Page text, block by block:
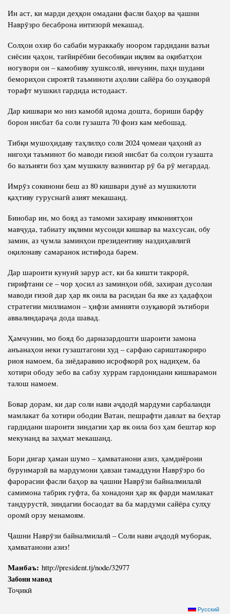
Ин аст, ки марди деҳқон омадани фасли баҳор ва ҷашни
Наврӯзро бесаброна интизорӣ мекашад.
Солҳои охир бо сабаби мураккабу ноором гардидани вазъи
сиёсии ҷаҳон, тағйирёбии бесобиқаи иқлим ва оқибатҳои
ногувори он – камобиву хушксолӣ, инчунин, паҳн шудани
бемориҳои сироятӣ таъминоти аҳолии сайёра бо озуқаворӣ
торафт мушкил гардида истодааст.
Дар кишвари мо низ камобӣ идома дошта, бориши барфу
борон нисбат ба соли гузашта 70 фоиз кам мебошад.
Тибқи мушоҳидаву таҳлилҳо соли 2024 ҷомеаи ҷаҳонӣ аз
нигоҳи таъминот бо маводи ғизоӣ нисбат ба солҳои гузашта
бо вазъияти боз ҳам мушкилу вазнинтар рӯ ба рӯ мегардад.
Имрӯз сокинони беш аз 80 кишвари дунё аз мушкилоти
қаҳтиву гуруснагӣ азият мекашанд.
Бинобар ин, мо бояд аз тамоми захираву имкониятҳои
мавҷуда, табиату иқлими мусоиди кишвар ва махсусан, обу
замин, аз ҷумла заминҳои президентиву наздиҳавлигӣ
оқилонаву самаранок истифода барем.
Дар шароити кунунӣ зарур аст, ки ба кишти такрорӣ,
гирифтани се – чор ҳосил аз заминҳои обӣ, захираи дусолаи
маводи ғизоӣ дар ҳар як оила ва расидан ба яке аз ҳадафҳои
стратегии миллиамон – ҳифзи амнияти озуқаворӣ эътибори
аввалиндараҷа дода шавад.
Ҳамчунин, мо бояд бо дарназардошти шароити замона
анъанаҳои неки гузаштагони худ – сарфаю сариштакориро
риоя намоем, ба зиёдаравию исрофкорӣ роҳ надиҳем, ба
хотири ободу зебо ва сабзу хуррам гардонидани кишварамон
талош намоем.
Бовар дорам, ки дар соли нави аҷдодӣ мардуми сарбаланди
мамлакат ба хотири ободии Ватан, пешрафти давлат ва беҳтар
гардидани шароити зиндагии ҳар як оила боз ҳам бештар кор
мекунанд ва заҳмат мекашанд.
Бори дигар ҳамаи шумо – ҳамватанони азиз, ҳамдиёрони
бурунмарзӣ ва мардумони ҳавзаи тамаддуни Наврӯзро бо
фарорасии фасли баҳор ва ҷашни Наврӯзи байналмилалӣ
самимона табрик гуфта, ба хонадони ҳар як фарди мамлакат
тандурустӣ, зиндагии босаодат ва ба мардуми сайёра сулҳу
оромӣ орзу менамоям.
Ҷашни Наврӯзи байналмилалӣ – Соли нави аҷдодӣ муборак,
ҳамватанони азиз!
Манбаъ: http://president.tj/node/32977
Забони мавод
Тоҷикӣ
Русский